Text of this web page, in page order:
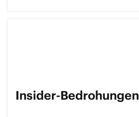
Insider-Bedrohungen